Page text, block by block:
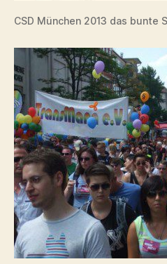
CSD München 2013 das bunte